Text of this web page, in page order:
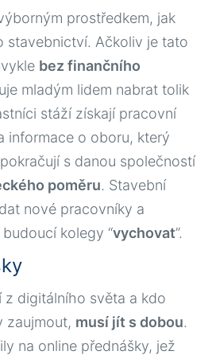
prostředkem, jak
stavebnictví. Ačkoliv je tato
bez finančního
mladým lidem nabrat tolik
stáží získají pracovní
informace o oboru, který
s danou společností
poměru. Stavební
nové pracovníky a
kolegy “vychovat”.
z digitálního světa a kdo
zaujmout, musí jít s dobou.
na online přednášky, jež